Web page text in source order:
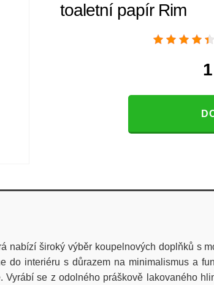
toaletní papír Rim
nabízí široký výběr koupelnových doplňků s
interiéru s důrazem na minimalismus a
se z odolného práškově lakovaného